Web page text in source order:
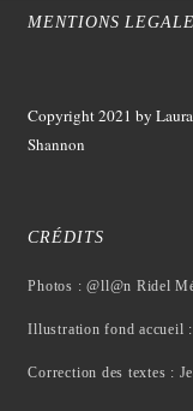
MENTIONS
Copyright 2021 by
Shannon
CRÉDITS
Photos : @ll@n Ridel
Illustration fond accueil
Correction des textes :